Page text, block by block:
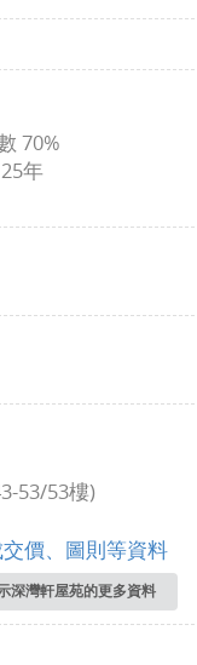
70%
年
53/53樓)
價、圖則等資料
深灣軒屋苑的更多資料